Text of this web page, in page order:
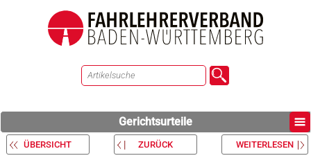
Gerichtsurteile
ÜBERSICHT ZURÜCK WEITERLESEN